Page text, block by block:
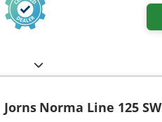
Jorns Norma Line 125 SW